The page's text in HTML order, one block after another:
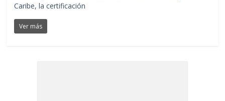
Caribe, la certificación
Ver más